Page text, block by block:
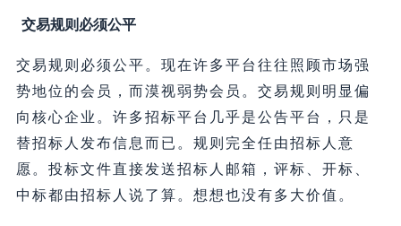
交易规则必须公平
交易规则必须公平。现在许多平台往往照顾市场强
势地位的会员，而漠视弱势会员。交易规则明显偏
向核心企业。许多招标平台几乎是公告平台，只是
替招标人发布信息而已。规则完全任由招标人意
愿。投标文件直接发送招标人邮箱，评标、开标、
中标都由招标人说了算。想想也没有多大价值。